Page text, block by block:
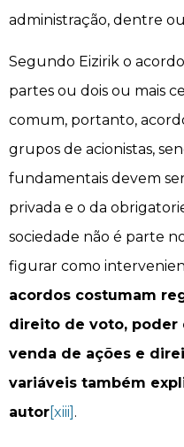
administração, dentre
Segundo Eizirik o
partes ou dois ou mais
comum, portanto,
grupos de acionistas,
fundamentais devem
privada e o da
sociedade não é parte
figurar como
acordos costumam
direito de voto, poder
venda de ações e
variáveis também
autor [xiii] .